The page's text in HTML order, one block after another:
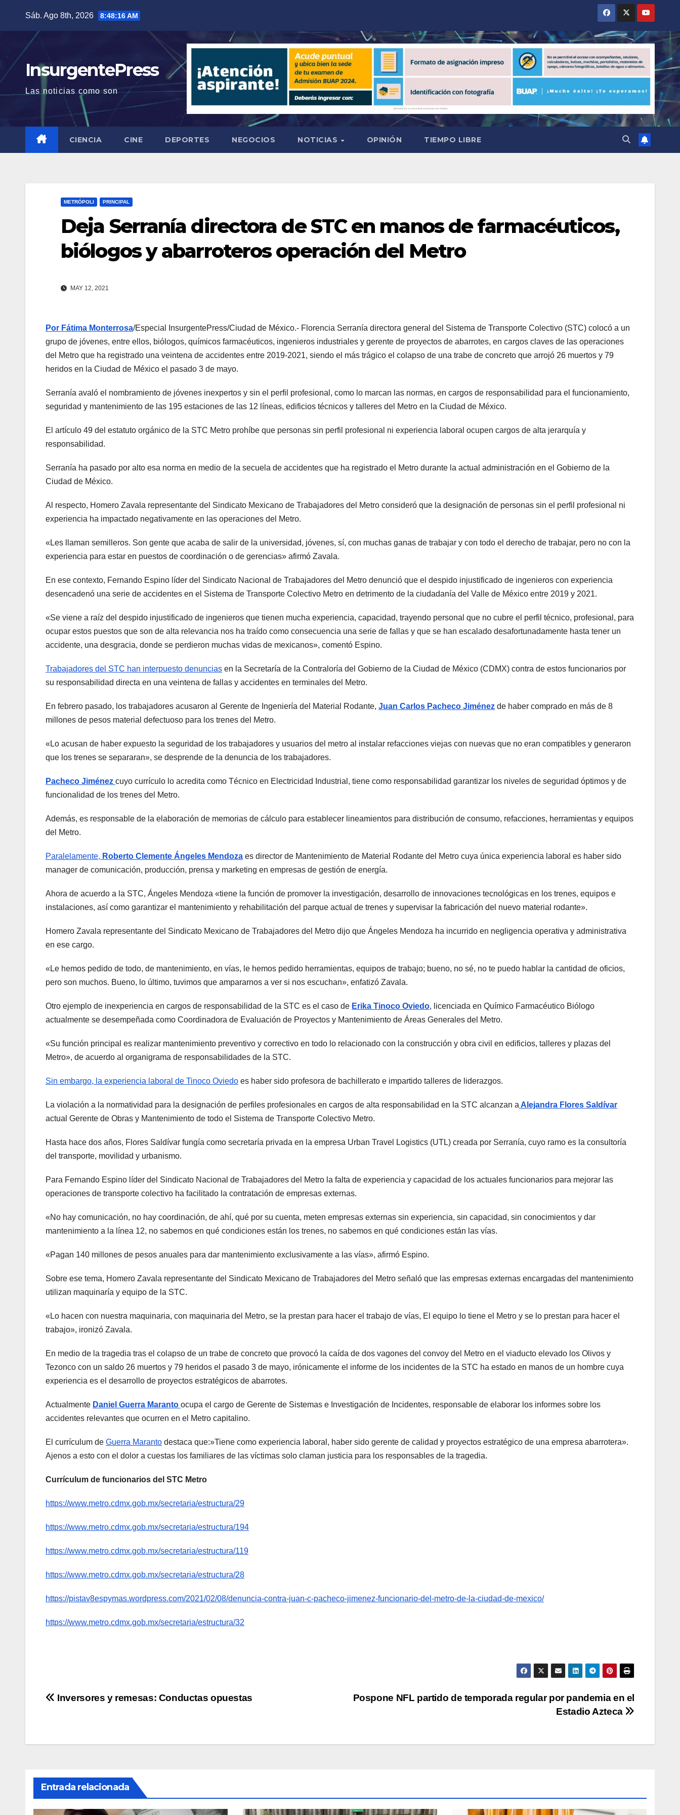
contenido
Sáb. Ago 8th, 2026 8:48:17 AM
InsurgentePress
Las noticias como son
CIENCIA CINE DEPORTES NEGOCIOS NOTICIAS OPINIÓN TIEMPO LIBRE
METRÓPOLI PRINCIPAL
Deja Serranía directora de STC en manos de farmacéuticos,
biólogos y abarroteros operación del Metro
MAY 12, 2021
Por Fátima Monterrosa/Especial InsurgentePress/Ciudad de México.- Florencia Serranía directora general del Sistema de Transporte Colectivo (STC) colocó a un
grupo de jóvenes, entre ellos, biólogos, químicos farmacéuticos, ingenieros industriales y gerente de proyectos de abarrotes, en cargos claves de las operaciones
del Metro que ha registrado una veintena de accidentes entre 2019-2021, siendo el más trágico el colapso de una trabe de concreto que arrojó 26 muertos y 79
heridos en la Ciudad de México el pasado 3 de mayo.
Serranía avaló el nombramiento de jóvenes inexpertos y sin el perfil profesional, como lo marcan las normas, en cargos de responsabilidad para el funcionamiento,
seguridad y mantenimiento de las 195 estaciones de las 12 líneas, edificios técnicos y talleres del Metro en la Ciudad de México.
El artículo 49 del estatuto orgánico de la STC Metro prohíbe que personas sin perfil profesional ni experiencia laboral ocupen cargos de alta jerarquía y
responsabilidad.
Serranía ha pasado por alto esa norma en medio de la secuela de accidentes que ha registrado el Metro durante la actual administración en el Gobierno de la
Ciudad de México.
Al respecto, Homero Zavala representante del Sindicato Mexicano de Trabajadores del Metro consideró que la designación de personas sin el perfil profesional ni
experiencia ha impactado negativamente en las operaciones del Metro.
«Les llaman semilleros. Son gente que acaba de salir de la universidad, jóvenes, sí, con muchas ganas de trabajar y con todo el derecho de trabajar, pero no con la
experiencia para estar en puestos de coordinación o de gerencias» afirmó Zavala.
En ese contexto, Fernando Espino líder del Sindicato Nacional de Trabajadores del Metro denunció que el despido injustificado de ingenieros con experiencia
desencadenó una serie de accidentes en el Sistema de Transporte Colectivo Metro en detrimento de la ciudadanía del Valle de México entre 2019 y 2021.
«Se viene a raíz del despido injustificado de ingenieros que tienen mucha experiencia, capacidad, trayendo personal que no cubre el perfil técnico, profesional, para
ocupar estos puestos que son de alta relevancia nos ha traído como consecuencia una serie de fallas y que se han escalado desafortunadamente hasta tener un
accidente, una desgracia, donde se perdieron muchas vidas de mexicanos», comentó Espino.
Trabajadores del STC han interpuesto denuncias en la Secretaría de la Contraloría del Gobierno de la Ciudad de México (CDMX) contra de estos funcionarios por
su responsabilidad directa en una veintena de fallas y accidentes en terminales del Metro.
En febrero pasado, los trabajadores acusaron al Gerente de Ingeniería del Material Rodante, Juan Carlos Pacheco Jiménez de haber comprado en más de 8
millones de pesos material defectuoso para los trenes del Metro.
«Lo acusan de haber expuesto la seguridad de los trabajadores y usuarios del metro al instalar refacciones viejas con nuevas que no eran compatibles y generaron
que los trenes se separaran», se desprende de la denuncia de los trabajadores.
Pacheco Jiménez cuyo currículo lo acredita como Técnico en Electricidad Industrial, tiene como responsabilidad garantizar los niveles de seguridad óptimos y de
funcionalidad de los trenes del Metro.
Además, es responsable de la elaboración de memorias de cálculo para establecer lineamientos para distribución de consumo, refacciones, herramientas y equipos
del Metro.
Paralelamente, Roberto Clemente Ángeles Mendoza es director de Mantenimiento de Material Rodante del Metro cuya única experiencia laboral es haber sido
manager de comunicación, producción, prensa y marketing en empresas de gestión de energía.
Ahora de acuerdo a la STC, Ángeles Mendoza «tiene la función de promover la investigación, desarrollo de innovaciones tecnológicas en los trenes, equipos e
instalaciones, así como garantizar el mantenimiento y rehabilitación del parque actual de trenes y supervisar la fabricación del nuevo material rodante».
Homero Zavala representante del Sindicato Mexicano de Trabajadores del Metro dijo que Ángeles Mendoza ha incurrido en negligencia operativa y administrativa
en ese cargo.
«Le hemos pedido de todo, de mantenimiento, en vías, le hemos pedido herramientas, equipos de trabajo; bueno, no sé, no te puedo hablar la cantidad de oficios,
pero son muchos. Bueno, lo último, tuvimos que ampararnos a ver si nos escuchan», enfatizó Zavala.
Otro ejemplo de inexperiencia en cargos de responsabilidad de la STC es el caso de Erika Tinoco Oviedo, licenciada en Químico Farmacéutico Biólogo
actualmente se desempeñada como Coordinadora de Evaluación de Proyectos y Mantenimiento de Áreas Generales del Metro.
«Su función principal es realizar mantenimiento preventivo y correctivo en todo lo relacionado con la construcción y obra civil en edificios, talleres y plazas del
Metro», de acuerdo al organigrama de responsabilidades de la STC.
Sin embargo, la experiencia laboral de Tinoco Oviedo es haber sido profesora de bachillerato e impartido talleres de liderazgos.
La violación a la normatividad para la designación de perfiles profesionales en cargos de alta responsabilidad en la STC alcanzan a Alejandra Flores Saldívar
actual Gerente de Obras y Mantenimiento de todo el Sistema de Transporte Colectivo Metro.
Hasta hace dos años, Flores Saldívar fungía como secretaría privada en la empresa Urban Travel Logistics (UTL) creada por Serranía, cuyo ramo es la consultoría
del transporte, movilidad y urbanismo.
Para Fernando Espino líder del Sindicato Nacional de Trabajadores del Metro la falta de experiencia y capacidad de los actuales funcionarios para mejorar las
operaciones de transporte colectivo ha facilitado la contratación de empresas externas.
«No hay comunicación, no hay coordinación, de ahí, qué por su cuenta, meten empresas externas sin experiencia, sin capacidad, sin conocimientos y dar
mantenimiento a la línea 12, no sabemos en qué condiciones están los trenes, no sabemos en qué condiciones están las vías.
«Pagan 140 millones de pesos anuales para dar mantenimiento exclusivamente a las vías», afirmó Espino.
Sobre ese tema, Homero Zavala representante del Sindicato Mexicano de Trabajadores del Metro señaló que las empresas externas encargadas del mantenimiento
utilizan maquinaría y equipo de la STC.
«Lo hacen con nuestra maquinaria, con maquinaria del Metro, se la prestan para hacer el trabajo de vías, El equipo lo tiene el Metro y se lo prestan para hacer el
trabajo», ironizó Zavala.
En medio de la tragedia tras el colapso de un trabe de concreto que provocó la caída de dos vagones del convoy del Metro en el viaducto elevado los Olivos y
Tezonco con un saldo 26 muertos y 79 heridos el pasado 3 de mayo, irónicamente el informe de los incidentes de la STC ha estado en manos de un hombre cuya
experiencia es el desarrollo de proyectos estratégicos de abarrotes.
Actualmente Daniel Guerra Maranto ocupa el cargo de Gerente de Sistemas e Investigación de Incidentes, responsable de elaborar los informes sobre los
accidentes relevantes que ocurren en el Metro capitalino.
El currículum de Guerra Maranto destaca que:»Tiene como experiencia laboral, haber sido gerente de calidad y proyectos estratégico de una empresa abarrotera».
Ajenos a esto con el dolor a cuestas los familiares de las víctimas solo claman justicia para los responsables de la tragedia.
Currículum de funcionarios del STC Metro
https://www.metro.cdmx.gob.mx/secretaria/estructura/29
https://www.metro.cdmx.gob.mx/secretaria/estructura/194
https://www.metro.cdmx.gob.mx/secretaria/estructura/119
https://www.metro.cdmx.gob.mx/secretaria/estructura/28
https://pistav8espymas.wordpress.com/2021/02/08/denuncia-contra-juan-c-pacheco-jimenez-funcionario-del-metro-de-la-ciudad-de-mexico/
https://www.metro.cdmx.gob.mx/secretaria/estructura/32
Navegación
entradas
Pospone NFL partido de temporada regular por pandemia en el
Estadio Azteca
Inversores y remesas: Conductas opuestas
Entrada relacionada